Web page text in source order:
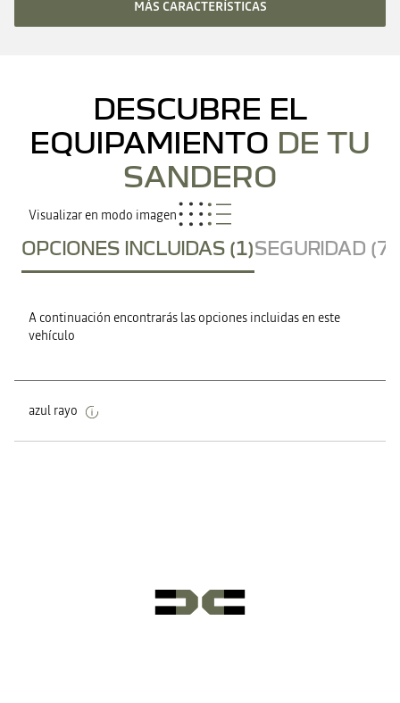
MÁS CARACTERÍSTICAS
DESCUBRE EL
EQUIPAMIENTO DE TU
SANDERO
Visualizar en modo imagen
OPCIONES INCLUIDAS (1)SEGURIDAD (7)
A continuación encontrarás las opciones incluidas en este
vehículo
azul rayo